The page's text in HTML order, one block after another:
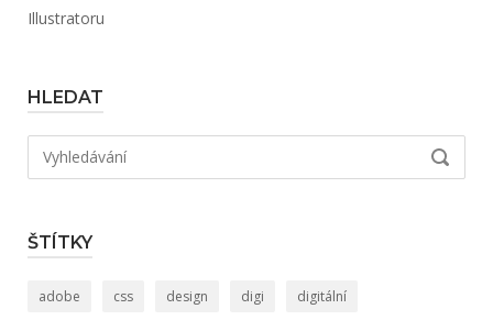
Illustratoru
HLEDAT
Hledat:
ŠTÍTKY
adobe css design digi digitální